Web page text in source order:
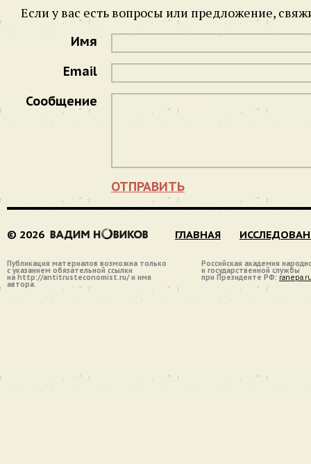
Если у вас есть вопросы или предложение,
Имя
Email
Сообщение
ОТПРАВИТЬ
© 2026 ГЛАВНАЯ
Публикация материалов возможна только
с указанием обязательной ссылки
на http://antitrusteconomist.ru/ и имя
автора.
Российская академия
и государственной службы
при Президенте РФ: